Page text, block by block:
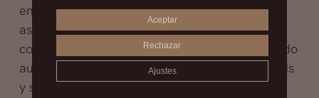
encargaron examinar los posibles riesgos
asociados con los implantes defectuosos
concluyó que la utilización del gel no autorizado
aumentaba el riesgo de rotura de estas prótesis
y suponía un riesgo de inflamación grave,
Aceptar
Rechazar
Ajustes